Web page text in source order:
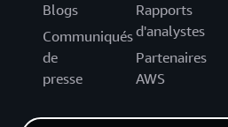
Blogs
Communiqués
de
presse
Rapports
d'analystes
Partenaires
AWS